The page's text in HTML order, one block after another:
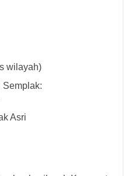
wilayah)
Semplak:
Asri